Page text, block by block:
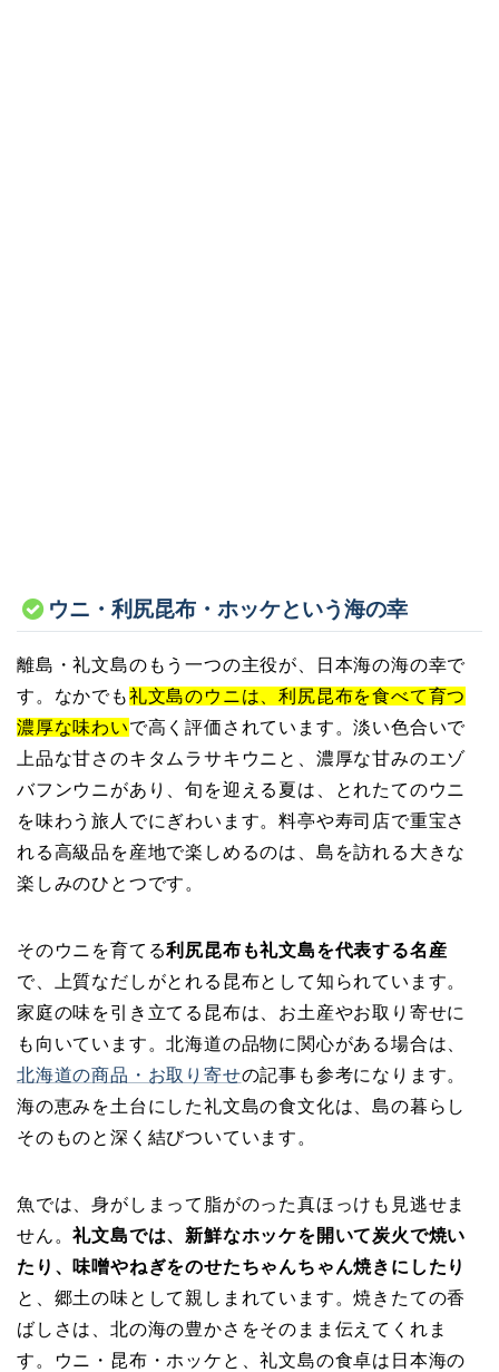
ウニ・利尻昆布・ホッケという海の幸
離島・礼文島のもう一つの主役が、日本海の海の幸で
す。なかでも礼文島のウニは、利尻昆布を食べて育つ
濃厚な味わいで高く評価されています。淡い色合いで
上品な甘さのキタムラサキウニと、濃厚な甘みのエゾ
バフンウニがあり、旬を迎える夏は、とれたてのウニ
を味わう旅人でにぎわいます。料亭や寿司店で重宝さ
れる高級品を産地で楽しめるのは、島を訪れる大きな
楽しみのひとつです。
そのウニを育てる利尻昆布も礼文島を代表する名産
で、上質なだしがとれる昆布として知られています。
家庭の味を引き立てる昆布は、お土産やお取り寄せに
も向いています。北海道の品物に関心がある場合は、
北海道の商品・お取り寄せの記事も参考になります。
海の恵みを土台にした礼文島の食文化は、島の暮らし
そのものと深く結びついています。
魚では、身がしまって脂がのった真ほっけも見逃せま
せん。礼文島では、新鮮なホッケを開いて炭火で焼い
たり、味噌やねぎをのせたちゃんちゃん焼きにしたり
と、郷土の味として親しまれています。焼きたての香
ばしさは、北の海の豊かさをそのまま伝えてくれま
す。ウニ・昆布・ホッケと、礼文島の食卓は日本海の